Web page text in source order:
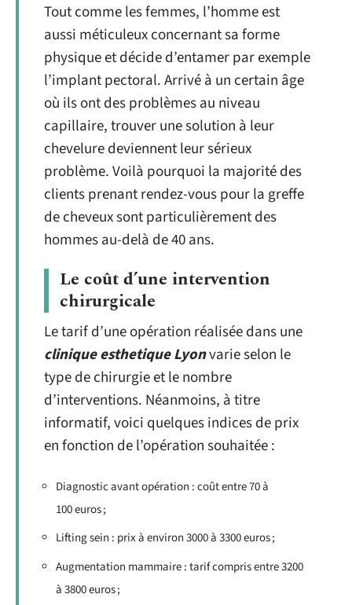
Tout comme les femmes, l’homme est
aussi méticuleux concernant sa forme
physique et décide d’entamer par exemple
l’implant pectoral. Arrivé à un certain âge
où ils ont des problèmes au niveau
capillaire, trouver une solution à leur
chevelure deviennent leur sérieux
problème. Voilà pourquoi la majorité des
clients prenant rendez-vous pour la greffe
de cheveux sont particulièrement des
hommes au-delà de 40 ans.
Le coût d’une intervention
chirurgicale
Le tarif d’une opération réalisée dans une
clinique esthetique Lyonvarie selon le
type de chirurgie et le nombre
d’interventions. Néanmoins, à titre
informatif, voici quelques indices de prix
en fonction de l’opération souhaitée :
Diagnostic avant opération : coût entre 70 à
100 euros ;
Lifting sein : prix à environ 3000 à 3300 euros ;
Augmentation mammaire : tarif compris entre 3200
à 3800 euros ;